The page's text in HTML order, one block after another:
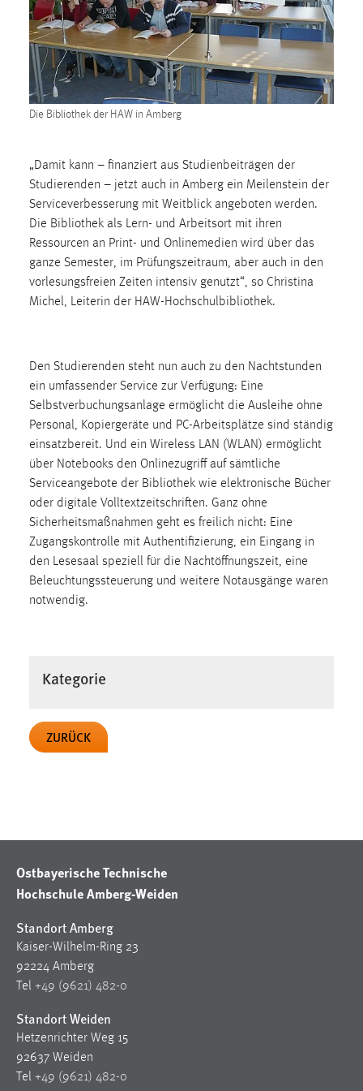
Die Bibliothek der HAW in Amberg
„Damit kann – finanziert aus Studienbeiträgen der
Studierenden – jetzt auch in Amberg ein Meilenstein der
Serviceverbesserung mit Weitblick angeboten werden.
Die Bibliothek als Lern- und Arbeitsort mit ihren
Ressourcen an Print- und Onlinemedien wird über das
ganze Semester, im Prüfungszeitraum, aber auch in den
vorlesungsfreien Zeiten intensiv genutzt“, so Christina
Michel, Leiterin der HAW-Hochschulbibliothek.
Den Studierenden steht nun auch zu den Nachtstunden
ein umfassender Service zur Verfügung: Eine
Selbstverbuchungsanlage ermöglicht die Ausleihe ohne
Personal, Kopiergeräte und PC-Arbeitsplätze sind ständig
einsatzbereit. Und ein Wireless LAN (WLAN) ermöglicht
über Notebooks den Onlinezugriff auf sämtliche
Serviceangebote der Bibliothek wie elektronische Bücher
oder digitale Volltextzeitschriften. Ganz ohne
Sicherheitsmaßnahmen geht es freilich nicht: Eine
Zugangskontrolle mit Authentifizierung, ein Eingang in
den Lesesaal speziell für die Nachtöffnungszeit, eine
Beleuchtungssteuerung und weitere Notausgänge waren
notwendig.
Kategorie
ZURÜCK
Ostbayerische Technische
Hochschule Amberg-Weiden
Standort Amberg
Kaiser-Wilhelm-Ring 23
92224 Amberg
Tel +49 (9621) 482-0
Standort Weiden
Hetzenrichter Weg 15
92637 Weiden
Tel +49 (9621) 482-0
1 Jahr
Performance
Name:
staticfilecache
Für performante Seitenauslieferung wird in diesem Cookie
Sprachpräferenz
Name:
Zweck:
30 Tage
Chat
Name:
MibewSessionID, MIBEW_UserID, mibew_locale, mibew-
chat-frame-style-5e9dbeb1811c0446
Zweck:
Wird benötigt um die Chatfunktion nutzen zu können.
Cookie Laufzeit:
MibewSessionID, mibew-chat-frame-style-
5e9dbeb1811c0446 = Sitzungslaufzeit, mibew_locale = 3
Zweck:
STATISTIK
Diese Informationen helfen uns zu verstehen, wie
unsere Besucher unsere Website nutzen.
Matomo
Name:
_pk_ref, _pk_cvar, _pk_id, _pk_ses
Zweck: